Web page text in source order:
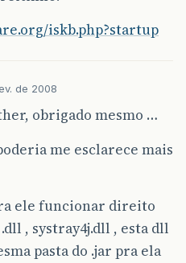
iskb.php?startup
de 2008
obrigado mesmo …
me esclarece mais
ele funcionar direito
, systray4j.dll , esta dll
pasta do .jar pra ela